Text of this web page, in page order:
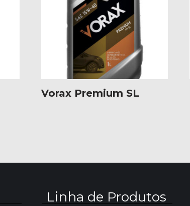
Vorax Premium SL
Linha de Produtos